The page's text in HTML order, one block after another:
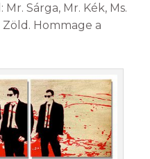
Sárga, Mr. Kék, Ms.
Zöld. Hommage a